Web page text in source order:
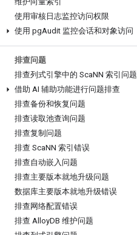
使用审核日志监控访问权限
使用 pgAudit 监控会话和对象访问
排查问题
排查列式引擎中的 ScaNN 索引问题
借助 AI 辅助功能进行问题排查
排查备份和恢复问题
排查读取池查询问题
排查复制问题
排查 ScaNN 索引错误
排查自动嵌入问题
排查主要版本就地升级问题
数据库主要版本就地升级错误
排查网络配置错误
排查 AlloyDB 维护问题